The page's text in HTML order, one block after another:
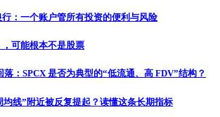
：一个账户管所有投资的便利与风险
可能根本不是股票
落：SPCX 是否为典型的“低流通、高 FDV”结构？
均线”附近被反复提起？读懂这条长期指标